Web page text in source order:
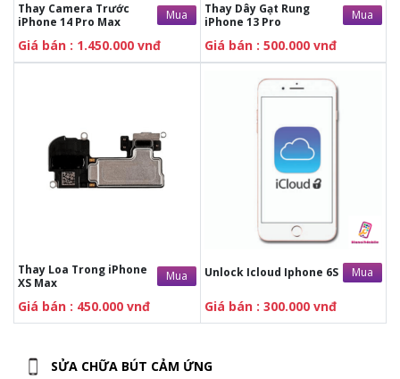
Thay Camera Trước
iPhone 14 Pro Max
Mua
Giá bán : 1.450.000 vnđ
Apple Watch,.. nếu không
hài lòng.
Tặng ngay vocher trị
Thay Dây Gạt Rung
iPhone 13 Pro
Mua
Giá bán : 500.000 vnđ
Thay Loa Trong iPhone
XS Max
Mua
Giá bán : 450.000 vnđ
Tặngcường lực trị giá 50k
Giảm 5-15% khi sử dụng
Gift Card
Miễn phí
kiểm tra máy, tư
vấn tổng đài. Sấy máy điện
Apple Watch,.. nếu không
Tặng ngay vocher trị
Unlock Icloud Iphone 6S Mua
Giá bán : 300.000 vnđ
SỬA CHỮA BÚT CẢM ỨNG